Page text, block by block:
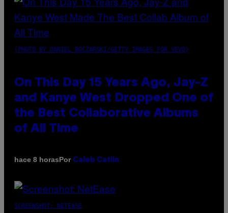
(PHOTO BY DANIEL BOCZARSKI/GETTY IMAGES FOR VEVO)
On This Day 15 Years Ago, Jay-Z
and Kanye West Dropped One of
the Best Collaborative Albums
of All Time
hace 8 horasPor Caleb Catlin
SCREENSHOT: NETEASE